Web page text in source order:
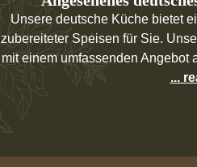
Unsere deutsche Küche bietet
zubereiteter Speisen für Sie.
mit einem umfassenden Angebot
...